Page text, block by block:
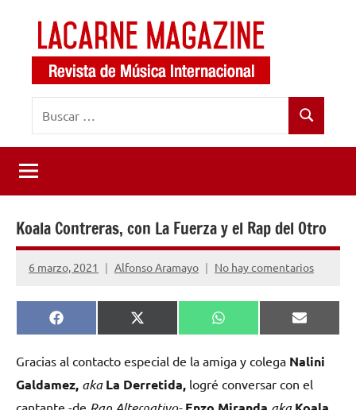
contenido
LaCarne
Magazine
de
música
internacional
Buscar
Koala Contreras, con La Fuerza y el Rap del Otro
6 marzo, 2021 Alfonso Aramayo No hay comentarios
Compartir
en
Facebook
Compartir
en
X
(Twitter)
Compartir
en
WhatsApp
en
Email
Gracias al contacto especial de la amiga y colega Nalini
Galdamez, aka La Derretida, logré conversar con el
cantante -de